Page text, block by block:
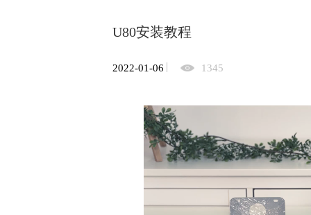
U80安装教程
2022-01-06 1345